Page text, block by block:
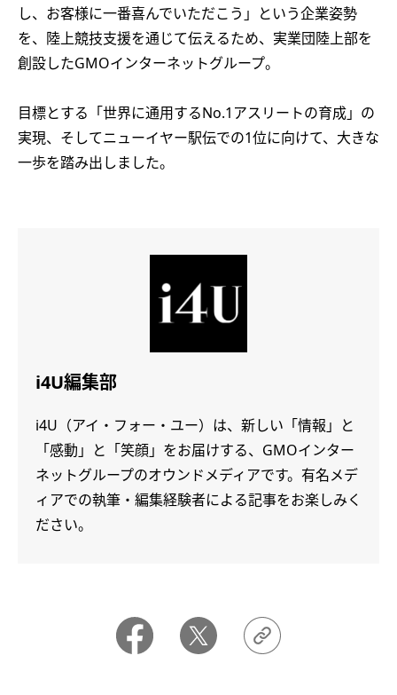
し、お客様に一番喜んでいただこう」という企業姿勢
を、陸上競技支援を通じて伝えるため、実業団陸上部を
創設したGMOインターネットグループ。
目標とする「世界に通用するNo.1アスリートの育成」の
実現、そしてニューイヤー駅伝での1位に向けて、大きな
一歩を踏み出しました。
i4U編集部
i4U（アイ・フォー・ユー）は、新しい「情報」と
「感動」と「笑顔」をお届けする、GMOインター
ネットグループのオウンドメディアです。有名メデ
ィアでの執筆・編集経験者による記事をお楽しみく
ださい。